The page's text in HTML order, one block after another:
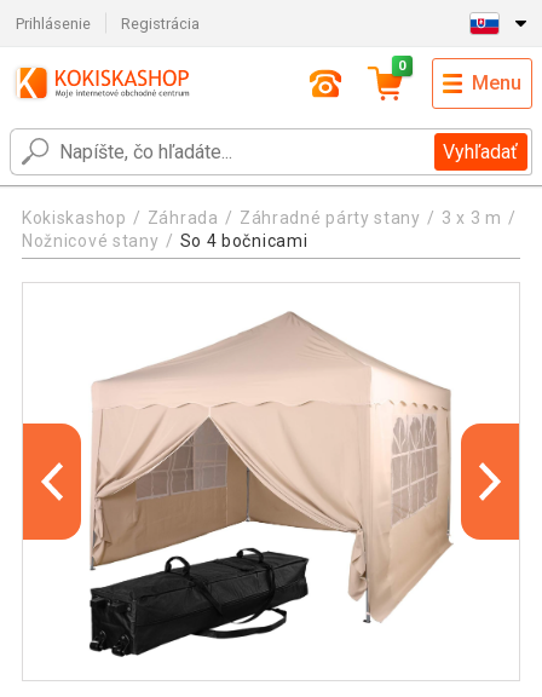
Prihlásenie Registrácia
Vyhľadať
0
Menu
Kokiskashop Záhrada Záhradné párty stany
3 x 3 m
Nožnicové stany
So 4 bočnicami